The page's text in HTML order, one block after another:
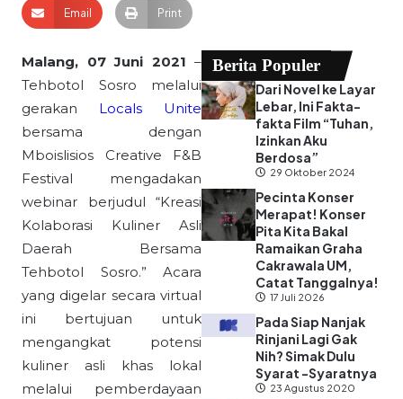
Email Print
Malang, 07 Juni 2021 –
Tehbotol Sosro melalui
gerakan Locals Unite
bersama dengan
Mboislisios Creative F&B
Festival mengadakan
webinar berjudul “Kreasi
Kolaborasi Kuliner Asli
Daerah Bersama
Tehbotol Sosro.” Acara
yang digelar secara virtual
ini bertujuan untuk
mengangkat potensi
kuliner asli khas lokal
melalui pemberdayaan
Berita Populer
Dari Novel ke Layar
Lebar, Ini Fakta-
fakta Film “Tuhan,
Izinkan Aku
Berdosa”
29 Oktober 2024
Pecinta Konser
Merapat! Konser
Pita Kita Bakal
Ramaikan Graha
Cakrawala UM,
Catat Tanggalnya!
17 Juli 2026
Pada Siap Nanjak
Rinjani Lagi Gak
Nih? Simak Dulu
Syarat -Syaratnya
23 Agustus 2020